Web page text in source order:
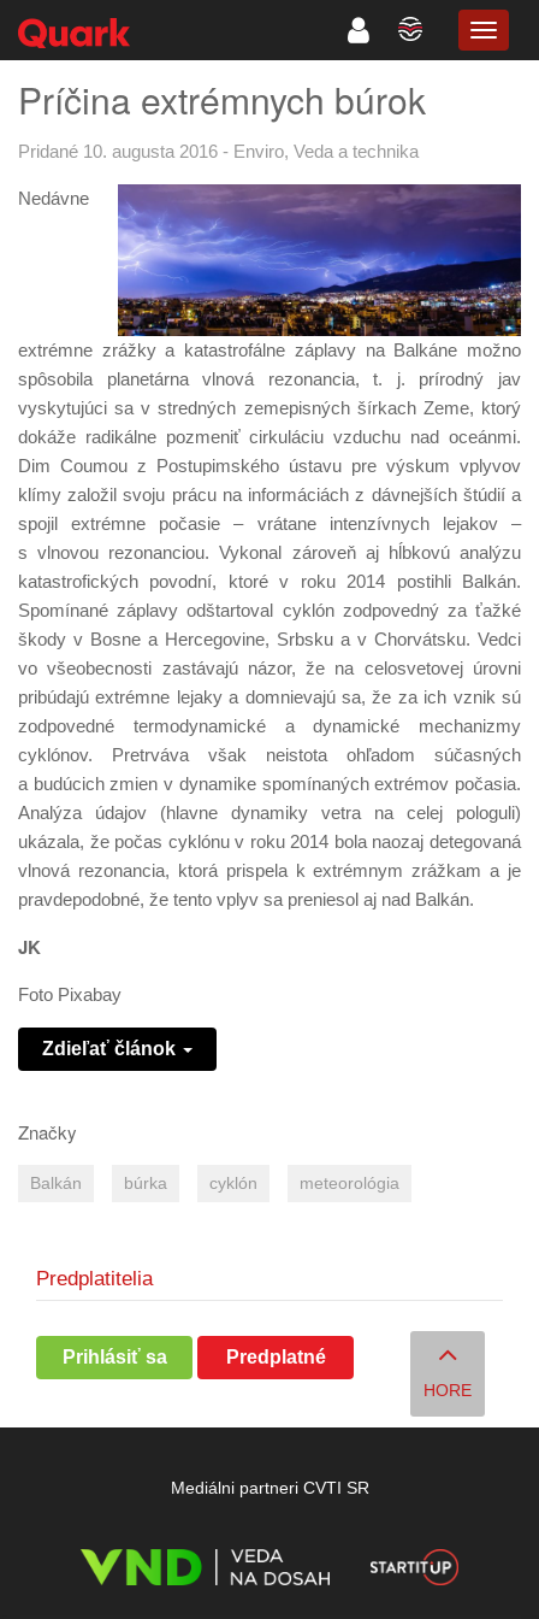
Príčina extrémnych búrok
Pridané 10. augusta 2016 - Enviro, Veda a technika
Nedávne
extrémne zrážky a katastrofálne záplavy na Balkáne možno
spôsobila planetárna vlnová rezonancia, t. j. prírodný jav
vyskytujúci sa v stredných zemepisných šírkach Zeme, ktorý
dokáže radikálne pozmeniť cirkuláciu vzduchu nad oceánmi.
Dim Coumou z Postupimského ústavu pre výskum vplyvov
klímy založil svoju prácu na informáciách z dávnejších štúdií a
spojil extrémne počasie – vrátane intenzívnych lejakov –
s vlnovou rezonanciou. Vykonal zároveň aj hĺbkovú analýzu
katastrofických povodní, ktoré v roku 2014 postihli Balkán.
Spomínané záplavy odštartoval cyklón zodpovedný za ťažké
škody v Bosne a Hercegovine, Srbsku a v Chorvátsku. Vedci
vo všeobecnosti zastávajú názor, že na celosvetovej úrovni
pribúdajú extrémne lejaky a domnievajú sa, že za ich vznik sú
zodpovedné termodynamické a dynamické mechanizmy
cyklónov. Pretrváva však neistota ohľadom súčasných
a budúcich zmien v dynamike spomínaných extrémov počasia.
Analýza údajov (hlavne dynamiky vetra na celej pologuli)
ukázala, že počas cyklónu v roku 2014 bola naozaj detegovaná
vlnová rezonancia, ktorá prispela k extrémnym zrážkam a je
pravdepodobné, že tento vplyv sa preniesol aj nad Balkán.
JK
Foto Pixabay
Zdieľať článok
Značky
Balkán búrka cyklón meteorológia
Predplatitelia
Prihlásiť sa Predplatné
HORE
Mediálni partneri CVTI SR